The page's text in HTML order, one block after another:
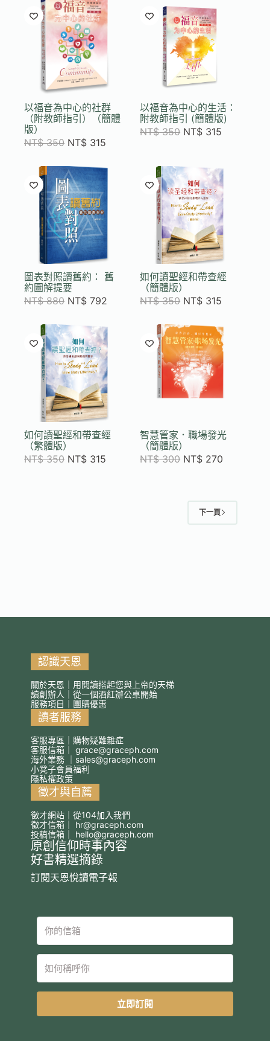
以福音為中心的社群
（附教師指引）（簡體
版）
NT$350 NT$ 315
以福音為中心的生活：
附教師指引 (簡體版)
NT$350 NT$ 315
圖表對照讀舊約： 舊
約圖解提要
NT$880 NT$ 792
如何讀聖經和帶查經
（簡體版）
NT$350 NT$ 315
如何讀聖經和帶查經
（繁體版）
NT$350 NT$ 315
智慧管家．職場發光
（簡體版）
NT$300 NT$ 270
下一頁
認識天恩
關於天恩｜用閱讀搭起您與上帝的天梯
讀創辦人｜從一個酒紅辦公桌開始
服務項目｜團購優惠
讀者服務
客服專區｜購物疑難雜症
客服信箱｜ grace@graceph.com
海外業務 ｜ sales@graceph.com
小凳子會員福利
隱私權政策
徵才與自薦
徵才網站｜從104加入我們
徵才信箱｜ hr@graceph.com
投稿信箱｜ hello@graceph.com
原創信仰時事內容
好書精選摘錄
訂閱天恩悅讀電子報
立即訂閱